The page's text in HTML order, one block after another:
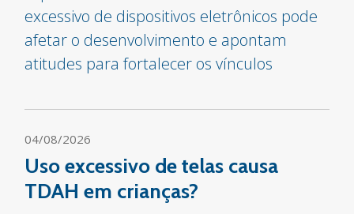
excessivo de dispositivos eletrônicos pode
afetar o desenvolvimento e apontam
atitudes para fortalecer os vínculos
04/08/2026
Uso excessivo de telas causa
TDAH em crianças?